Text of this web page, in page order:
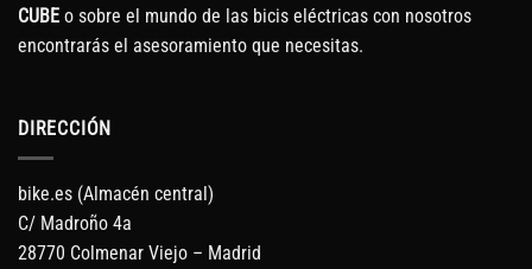
CUBE o sobre el mundo de las bicis eléctricas con nosotros
encontrarás el asesoramiento que necesitas.
DIRECCIÓN
bike.es (Almacén central)
C/ Madroño 4a
28770 Colmenar Viejo – Madrid